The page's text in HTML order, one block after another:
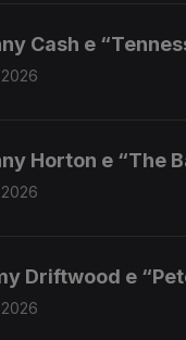
Cash e
Horton e “The
Driftwood e